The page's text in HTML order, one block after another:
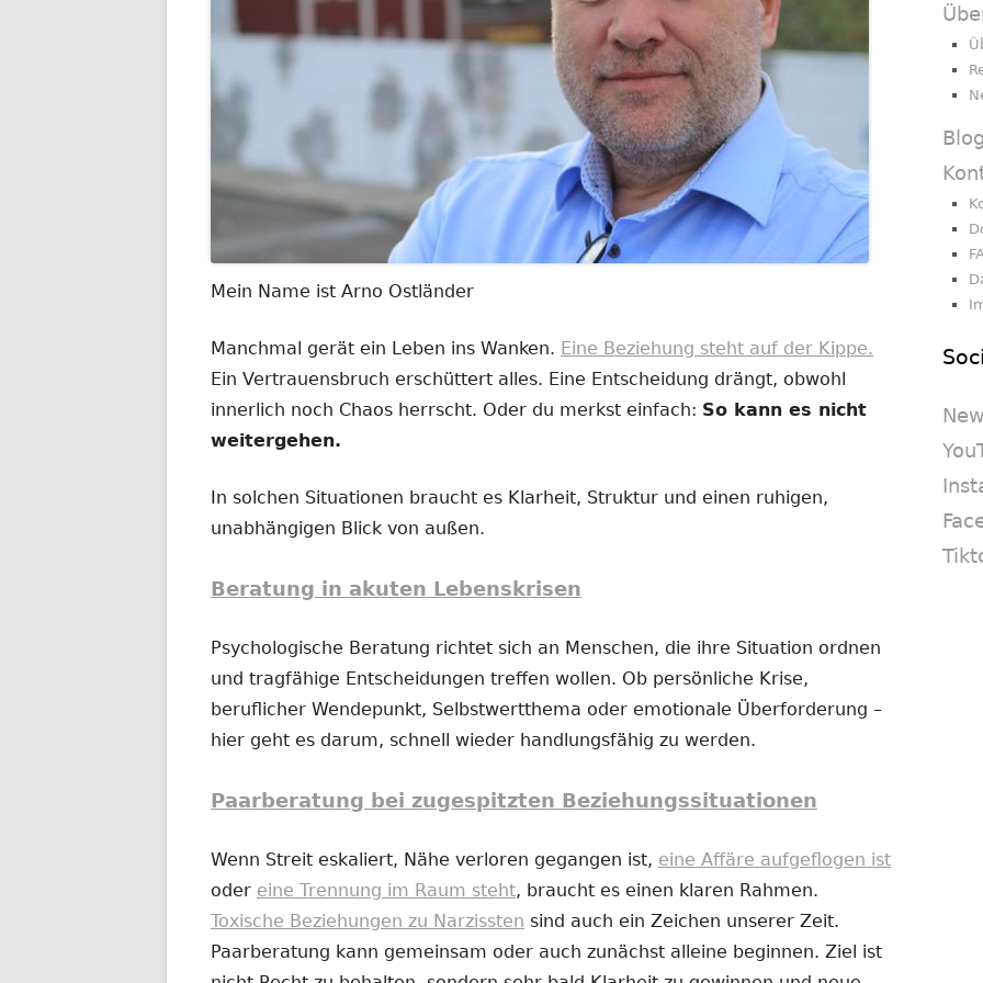
Mein Name ist Arno Ostländer
Manchmal gerät ein Leben ins Wanken. Eine Beziehung steht auf der Kippe.
Ein Vertrauensbruch erschüttert alles. Eine Entscheidung drängt, obwohl
innerlich noch Chaos herrscht. Oder du merkst einfach: So kann es nicht
weitergehen.
In solchen Situationen braucht es Klarheit, Struktur und einen ruhigen,
unabhängigen Blick von außen.
Beratung in akuten Lebenskrisen
Psychologische Beratung richtet sich an Menschen, die ihre Situation ordnen
und tragfähige Entscheidungen treffen wollen. Ob persönliche Krise,
beruflicher Wendepunkt, Selbstwertthema oder emotionale Überforderung –
hier geht es darum, schnell wieder handlungsfähig zu werden.
Paarberatung bei zugespitzten Beziehungssituationen
Wenn Streit eskaliert, Nähe verloren gegangen ist, eine Affäre aufgeflogen ist
oder eine Trennung im Raum steht, braucht es einen klaren Rahmen.
Toxische Beziehungen zu Narzissten sind auch ein Zeichen unserer Zeit.
Paarberatung kann gemeinsam oder auch zunächst alleine beginnen. Ziel ist
Blog